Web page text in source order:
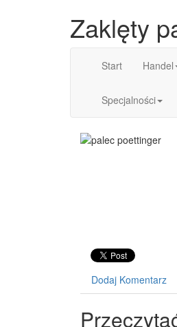
Zaklęty
Start Handel
Specjalności
Dodaj Komentarz